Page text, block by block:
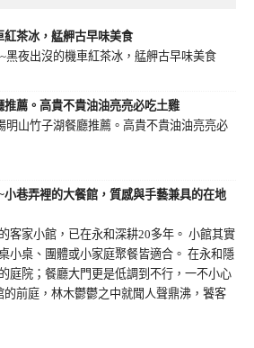
紅茶冰，艋舺古早味美食
黑夜出沒的機車紅茶冰，艋舺古早味美食
薦。高貴不貴油油亮亮必吃土雞
明山竹子湖餐廳推薦。高貴不貴油油亮亮必
巷弄裡的大餐館，質感與手藝兼具的在地
客家小館，已在永和深耕20多年。 小館其實
小桌、團體或小家庭聚餐皆適合。 在永和隱
庭院；餐廳大門更是低調到不行，一不小心
前庭，林木鬱鬱之中就聞人聲鼎沸，饕客